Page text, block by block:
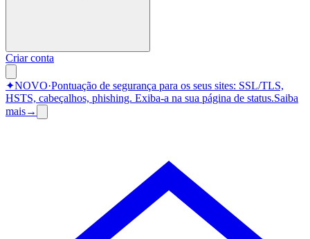
Criar conta
✦NOVO·Pontuação de segurança para os seus sites: SSL/TLS,
HSTS, cabeçalhos, phishing. Exiba-a na sua página de status.Saiba
mais→